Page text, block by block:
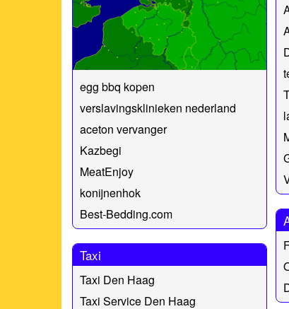
egg bbq kopen
verslavingsklinieken nederland
aceton vervanger
Kazbegi
MeatEnjoy
konijnenhok
Best-Bedding.com
Taxi
Taxi Den Haag
Taxi Service Den Haag